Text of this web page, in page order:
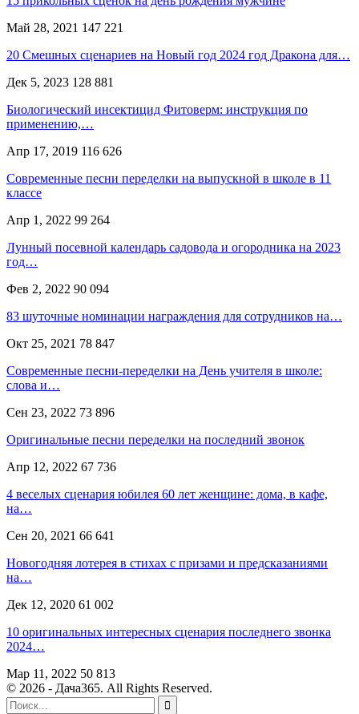
Май 28, 2021 147 221
20 Смешных сценариев на Новый год 2024 год Дракона для…
Дек 5, 2023 128 881
Биологический инсектицид Фитоверм: инструкция по
применению,…
Апр 17, 2019 116 626
Современные песни переделки на выпускной в школе в 11
классе
Апр 1, 2022 99 264
Лунный посевной календарь садовода и огородника на 2023
год…
Фев 2, 2022 90 094
83 шуточные номинации награждения для сотрудников на…
Окт 25, 2021 78 847
Современные песни-переделки на День учителя в школе:
слова и…
Сен 23, 2022 73 896
Оригинальные песни переделки на последний звонок
Апр 12, 2022 67 736
4 веселых сценария юбилея 60 лет женщине: дома, в кафе,
на…
Сен 20, 2021 66 641
Новогодняя лотерея в стихах с призами и предсказаниями
на…
Дек 12, 2020 61 002
10 оригинальных интересных сценария последнего звонка
2024…
Мар 11, 2022 50 813
© 2026 - Дача365. All Rights Reserved.